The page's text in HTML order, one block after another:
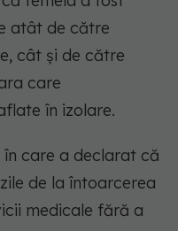
atât de către
cât şi de către
care
în izolare.
care a declarat că
de la întoarcerea
medicale fără a